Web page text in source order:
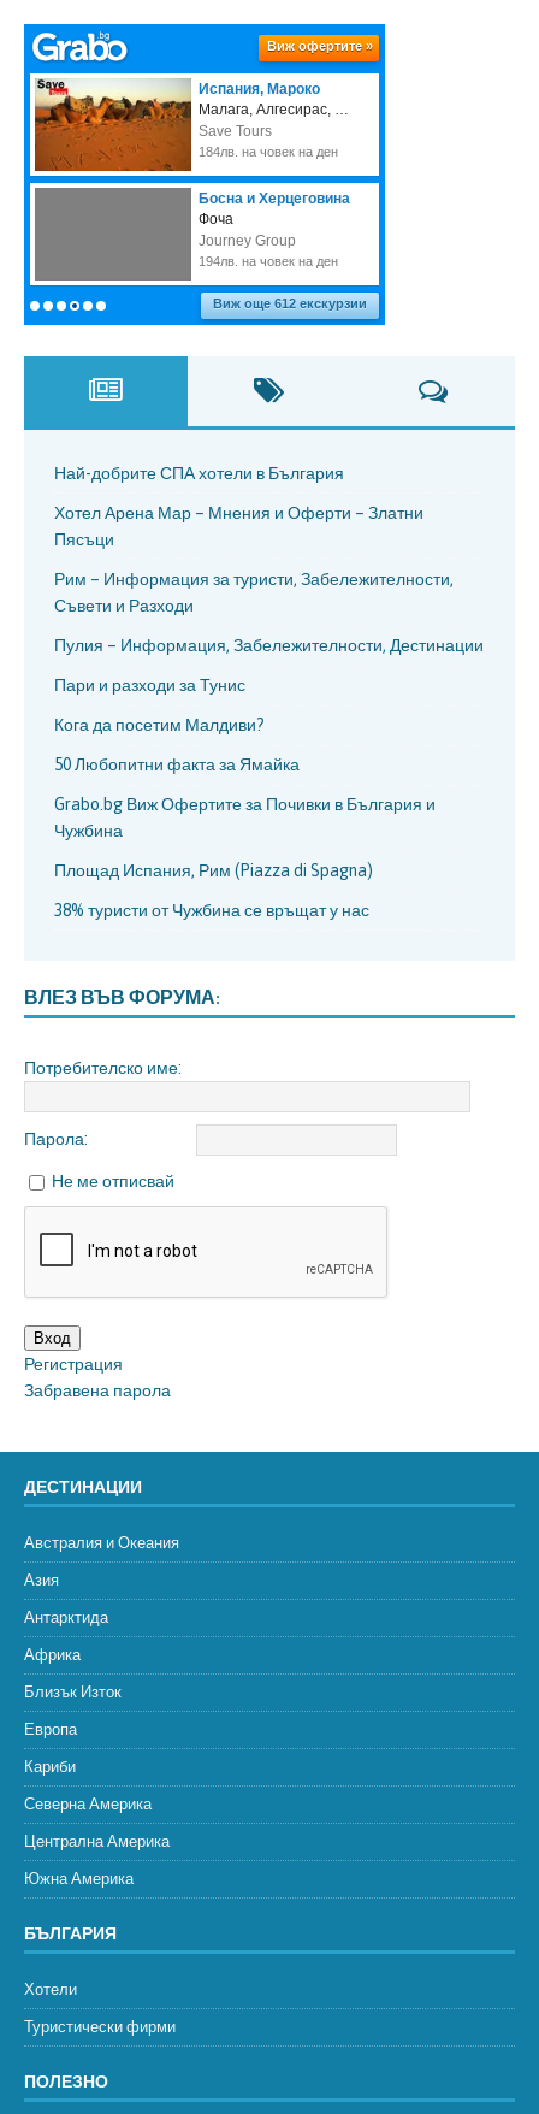
Най-добрите СПА хотели в България
Хотел Арена Мар – Мнения и Оферти – Златни
Пясъци
Рим – Информация за туристи, Забележителности,
Съвети и Разходи
Пулия – Информация, Забележителности, Дестинации
Пари и разходи за Тунис
Кога да посетим Малдиви?
50 Любопитни факта за Ямайка
Grabo.bg Виж Офертите за Почивки в България и
Чужбина
Площад Испания, Рим (Piazza di Spagna)
38% туристи от Чужбина се връщат у нас
ВЛЕЗ ВЪВ ФОРУМА:
Потребителско име:
Парола:
Не ме отписвай
Вход
Регистрация
Забравена парола
ДЕСТИНАЦИИ
Австралия и Океания
Азия
Антарктида
Африка
Близък Изток
Европа
Кариби
Северна Америка
Централна Америка
Южна Америка
БЪЛГАРИЯ
Хотели
Туристически фирми
ПОЛЕЗНО